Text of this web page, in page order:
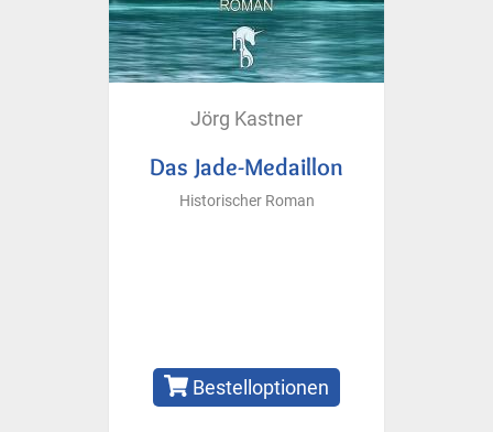
Jörg Kastner
Das Jade-Medaillon
Historischer Roman
Bestelloptionen